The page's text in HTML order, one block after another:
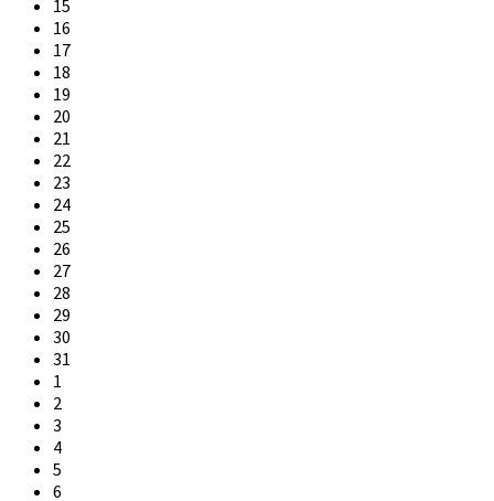
15
16
17
18
19
20
21
22
23
24
25
26
27
28
29
30
31
1
2
3
4
5
6